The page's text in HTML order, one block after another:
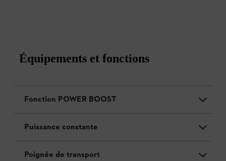
Équipements et fonctions
Fonction POWER BOOST
Puissance constante
Poignée de transport